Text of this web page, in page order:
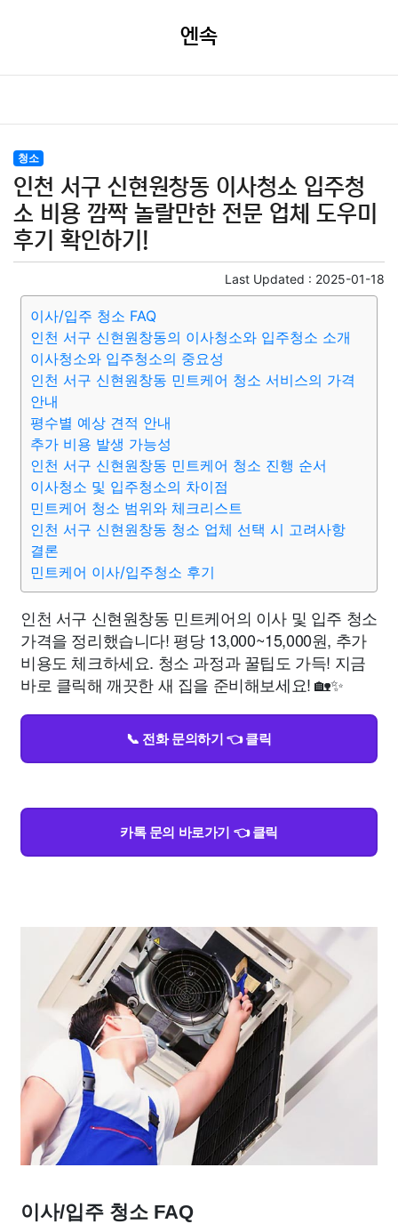
엔속
청소
인천 서구 신현원창동 이사청소 입주청
소 비용 깜짝 놀랄만한 전문 업체 도우미
후기 확인하기!
Last Updated : 2025-01-18
이사/입주 청소 FAQ
인천 서구 신현원창동의 이사청소와 입주청소 소개
이사청소와 입주청소의 중요성
인천 서구 신현원창동 민트케어 청소 서비스의 가격
안내
평수별 예상 견적 안내
추가 비용 발생 가능성
인천 서구 신현원창동 민트케어 청소 진행 순서
이사청소 및 입주청소의 차이점
민트케어 청소 범위와 체크리스트
인천 서구 신현원창동 청소 업체 선택 시 고려사항
결론
민트케어 이사/입주청소 후기
인천 서구 신현원창동 민트케어의 이사 및 입주 청소
가격을 정리했습니다! 평당 13,000~15,000원, 추가
비용도 체크하세요. 청소 과정과 꿀팁도 가득! 지금
바로 클릭해 깨끗한 새 집을 준비해보세요! 🏡✨
📞 전화 문의하기 👈 클릭
카톡 문의 바로가기 👈 클릭
이사/입주 청소 FAQ